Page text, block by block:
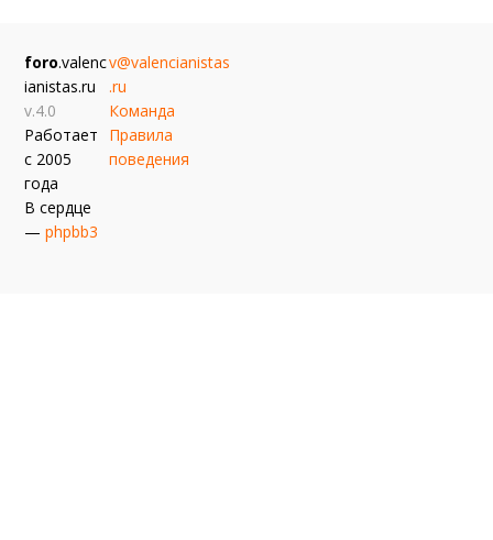
foro.valenc
ianistas.ru
v.4.0
Работает
с 2005
года
В сердце
—phpbb3
v@valencianistas
.ru
Команда
Правила
поведения